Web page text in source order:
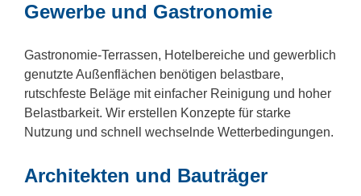
Gewerbe und Gastronomie
Gastronomie-Terrassen, Hotelbereiche und gewerblich
genutzte Außenflächen benötigen belastbare,
rutschfeste Beläge mit einfacher Reinigung und hoher
Belastbarkeit. Wir erstellen Konzepte für starke
Nutzung und schnell wechselnde Wetterbedingungen.
Architekten und Bauträger